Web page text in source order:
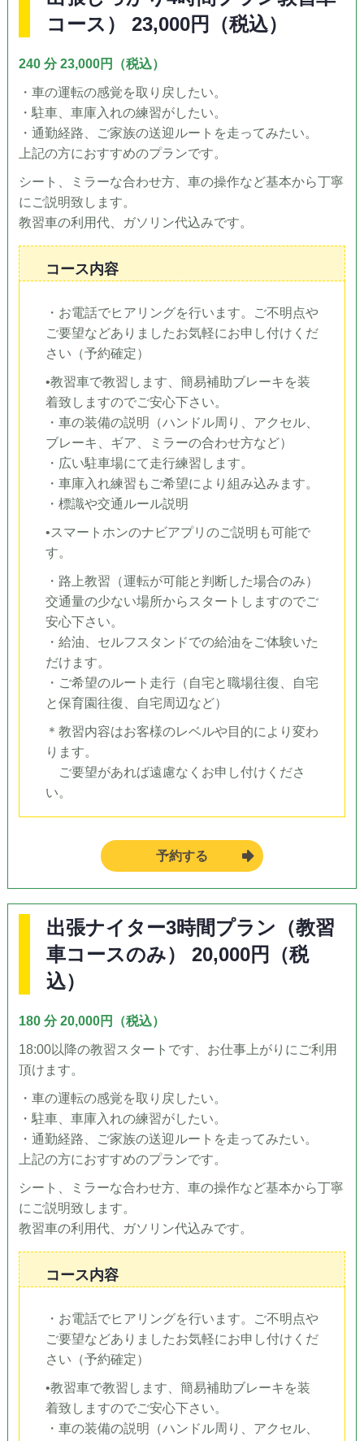
コース） 23,000円（税込）
240 分 23,000円（税込）
・車の運転の感覚を取り戻したい。
・駐車、車庫入れの練習がしたい。
・通勤経路、ご家族の送迎ルートを走ってみたい。
上記の方におすすめのプランです。
シート、ミラーな合わせ方、車の操作など基本から丁寧
にご説明致します。
教習車の利用代、ガソリン代込みです。
コース内容
・お電話でヒアリングを行います。ご不明点や
ご要望などありましたお気軽にお申し付けくだ
さい（予約確定）
•教習車で教習します、簡易補助ブレーキを装
着致しますのでご安心下さい。
・車の装備の説明（ハンドル周り、アクセル、
ブレーキ、ギア、ミラーの合わせ方など）
・広い駐車場にて走行練習します。
・車庫入れ練習もご希望により組み込みます。
・標識や交通ルール説明
•スマートホンのナビアプリのご説明も可能で
す。
・路上教習（運転が可能と判断した場合のみ）
交通量の少ない場所からスタートしますのでご
安心下さい。
・給油、セルフスタンドでの給油をご体験いた
だけます。
・ご希望のルート走行（自宅と職場往復、自宅
と保育園往復、自宅周辺など）
＊教習内容はお客様のレベルや目的により変わ
ります。
ご要望があれば遠慮なくお申し付けくださ
い。
予約する
出張ナイター3時間プラン（教習
車コースのみ） 20,000円（税
込）
180 分 20,000円（税込）
18:00以降の教習スタートです、お仕事上がりにご利用
頂けます。
・車の運転の感覚を取り戻したい。
・駐車、車庫入れの練習がしたい。
・通勤経路、ご家族の送迎ルートを走ってみたい。
上記の方におすすめのプランです。
シート、ミラーな合わせ方、車の操作など基本から丁寧
にご説明致します。
教習車の利用代、ガソリン代込みです。
コース内容
・お電話でヒアリングを行います。ご不明点や
ご要望などありましたお気軽にお申し付けくだ
さい（予約確定）
•教習車で教習します、簡易補助ブレーキを装
着致しますのでご安心下さい。
・車の装備の説明（ハンドル周り、アクセル、